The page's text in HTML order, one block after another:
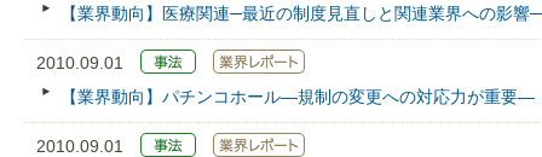
【業界動向】医療関連─最近の制度見直しと関連業界への影響─
2010.09.01
【業界動向】パチンコホール―規制の変更への対応力が重要―
2010.09.01